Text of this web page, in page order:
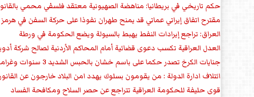
حكم تاريخي في بريطانيا: مناهضة الصهيونية معتقد فلسفي محمي
مقترح اتفاق إيراني عماني قد يمنح طهران نفوذا على حركة السفن في
العراق: تراجع إيرادات النفط يهبط بالسيولة ويضع الحكومة في ورطة
العدل العراقية تكسب دعوى قضائية أمام المحاكم الأردنية لصالح شركة
جنايات الكرخ تصدر حكما على باسم خشان بالحبس الشديد 3 سنوات وغرامة مالية
ائتلاف ادارة الدولة : من يقومون بسلوك يهدد امن البلاد خارجون عن
قوى حليفة للحكومة العراقية تتراجع عن حصر السلاح ومكافحة الفساد